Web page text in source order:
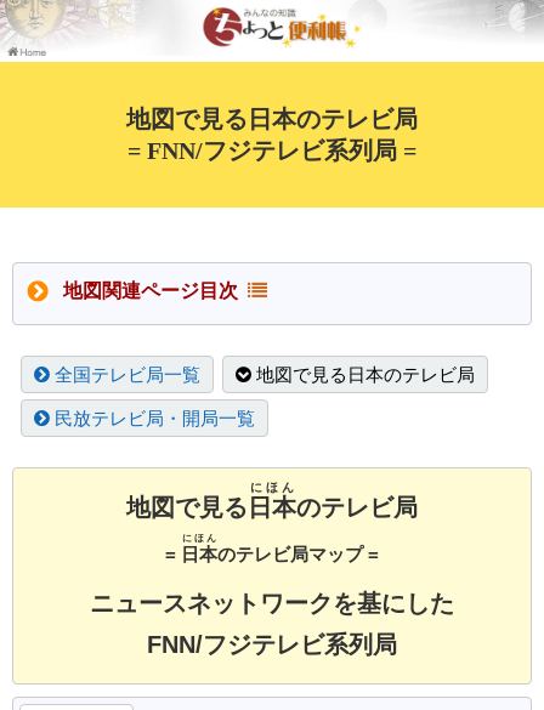
地図で見る日本のテレビ局
= FNN/フジテレビ系列局 =
地図関連ページ目次
全国テレビ局一覧 地図で見る日本のテレビ局
民放テレビ局・開局一覧
地図で見る 日本
にほん
のテレビ局
= 日本
にほん
のテレビ局マップ =
ニュースネットワークを基にした
FNN/フジテレビ系列局